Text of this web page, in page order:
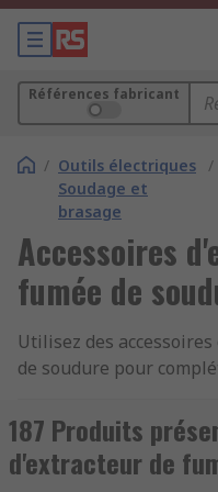
Références fabricant
/ Outils électriques
Soudage et
brasage
/
Accessoires
fumée de
Utilisez des
de soudure pour
en bon état de
d'accessoires pour
conçue pour
187 Produits
d'extracteur de